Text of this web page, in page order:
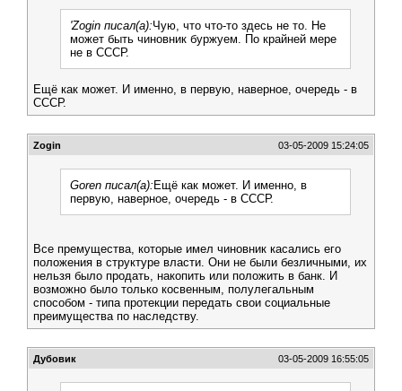
'Zogin писал(а):Чую, что что-то здесь не то. Не
может быть чиновник буржуем. По крайней мере
не в СССР.
Ещё как может. И именно, в первую, наверное, очередь - в
СССР.
Zogin 03-05-2009 15:24:05
Goren писал(а): Ещё как может. И именно, в
первую, наверное, очередь - в СССР.
Все премущества, которые имел чиновник касались его
положения в структуре власти. Они не были безличными, их
нельзя было продать, накопить или положить в банк. И
возможно было только косвенным, полулегальным
способом - типа протекции передать свои социальные
преимущества по наследству.
Дубовик 03-05-2009 16:55:05